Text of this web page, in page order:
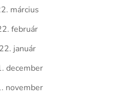
március
február
január
december
november